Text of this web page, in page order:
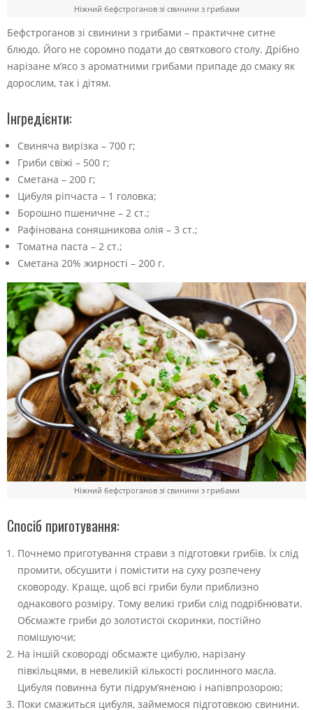
Ніжний бефстроганов зі свинини з грибами
Бефстроганов зі свинини з грибами – практичне ситне
блюдо. Його не соромно подати до святкового столу. Дрібно
нарізане м’ясо з ароматними грибами припаде до смаку як
дорослим, так і дітям.
Інгредієнти:
Свиняча вирізка – 700 г;
Гриби свіжі – 500 г;
Сметана – 200 г;
Цибуля ріпчаста – 1 головка;
Борошно пшеничне – 2 ст.;
Рафінована соняшникова олія – 3 ст.;
Томатна паста – 2 ст.;
Сметана 20% жирності – 200 г.
Ніжний бефстроганов зі свинини з грибами
Спосіб приготування:
Почнемо приготування страви з підготовки грибів. Їх слід
промити, обсушити і помістити на суху розпечену
сковороду. Краще, щоб всі гриби були приблизно
однакового розміру. Тому великі гриби слід подрібнювати.
Обсмажте гриби до золотистої скоринки, постійно
помішуючи;
На іншій сковороді обсмажте цибулю, нарізану
півкільцями, в невеликій кількості рослинного масла.
Цибуля повинна бути підрум’яненою і напівпрозорою;
Поки смажиться цибуля, займемося підготовкою свинини.